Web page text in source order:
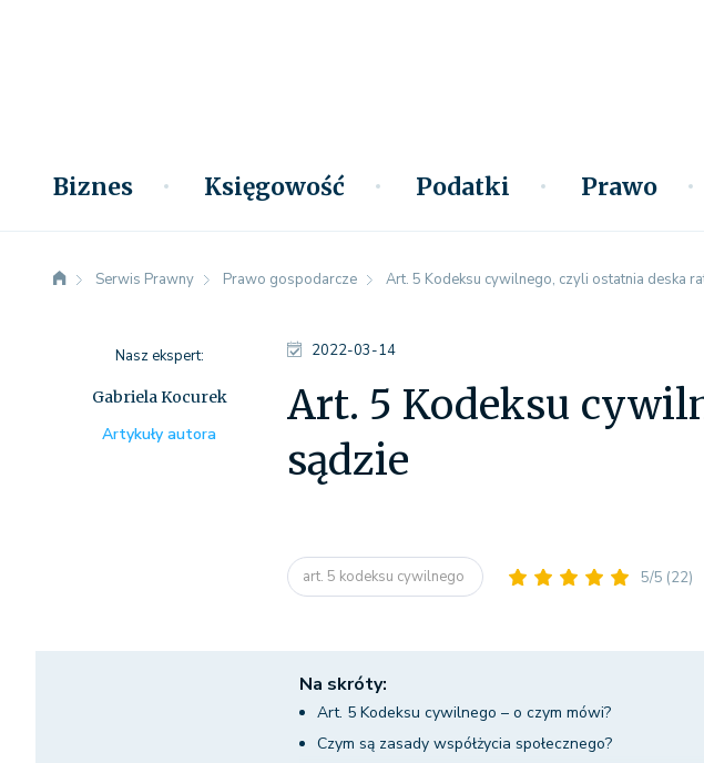
Biznes Księgowość Podatki Prawo
Serwis Prawny Prawo gospodarcze Art. 5 Kodeksu cywilnego, czyli ostatnia deska
2022-03-14
Art. 5 Kodeksu
sądzie
art. 5 kodeksu cywilnego 5/5 (22)
Nasz ekspert:
Gabriela Kocurek
Artykuły autora
Na skróty:
Art. 5 Kodeksu cywilnego – o czym mówi?
Czym są zasady współżycia społecznego?